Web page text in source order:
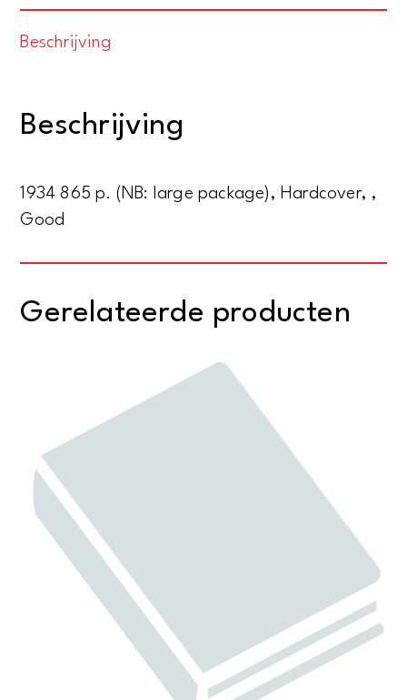
Beschrijving
Beschrijving
1934 865 p. (NB: large package), Hardcover, ,
Good
Gerelateerde producten